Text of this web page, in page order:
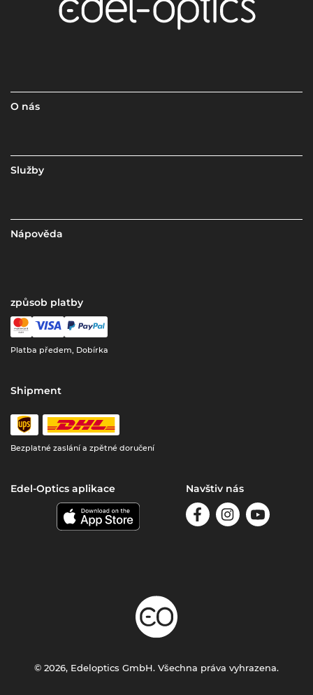
O nás
Služby
Nápověda
způsob platby
Platba předem, Dobírka
Shipment
Bezplatné zaslání a zpětné doručení
Edel-Optics aplikace Navštiv nás
© 2026, Edeloptics GmbH. Všechna práva vyhrazena.